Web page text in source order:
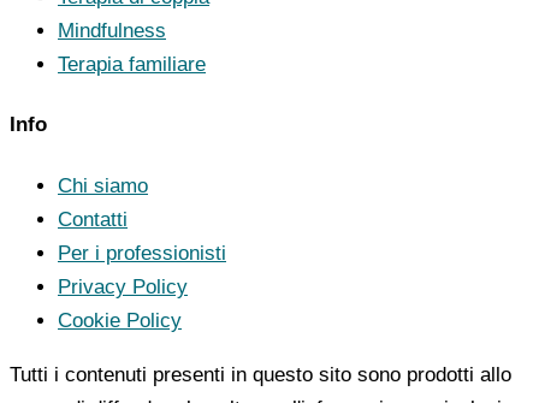
Mindfulness
Terapia familiare
Info
Chi siamo
Contatti
Per i professionisti
Privacy Policy
Cookie Policy
Tutti i contenuti presenti in questo sito sono prodotti allo